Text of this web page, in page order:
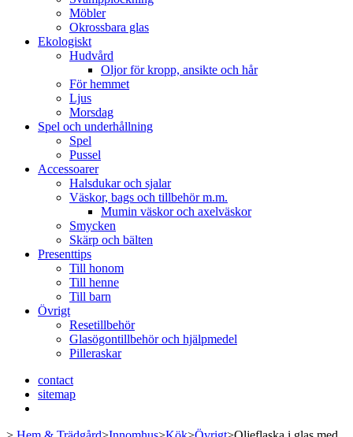
Möbler
Okrossbara glas
Ekologiskt
Hudvård
Oljor för kropp, ansikte och hår
För hemmet
Ljus
Morsdag
Spel och underhållning
Spel
Pussel
Accessoarer
Halsdukar och sjalar
Väskor, bags och tillbehör m.m.
Mumin väskor och axelväskor
Smycken
Skärp och bälten
Presenttips
Till honom
Till henne
Till barn
Övrigt
Resetillbehör
Glasögontillbehör och hjälpmedel
Pilleraskar
contact
sitemap